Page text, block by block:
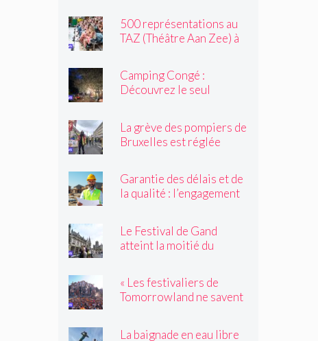
500 représentations au
TAZ (Théâtre Aan Zee) à
Camping Congé :
Découvrez le seul
La grève des pompiers de
Bruxelles est réglée
Garantie des délais et de
la qualité : l’engagement
Le Festival de Gand
atteint la moitié du
« Les festivaliers de
Tomorrowland ne savent
La baignade en eau libre